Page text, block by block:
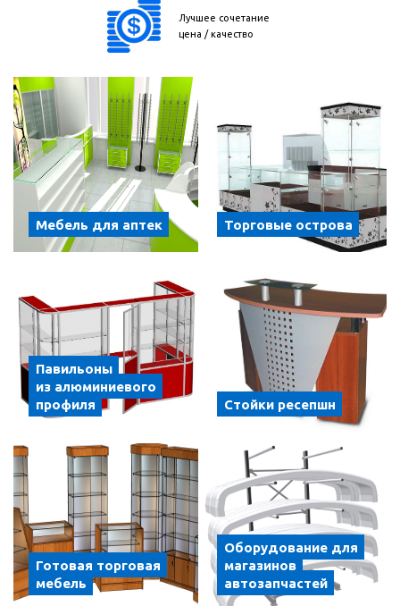
Лучшее сочетание
цена / качество
Мебель для аптек Торговые острова
Павильоны
из алюминиевого
профиля
Стойки ресепшн
Готовая торговая
мебель
Оборудование для
магазинов
автозапчастей